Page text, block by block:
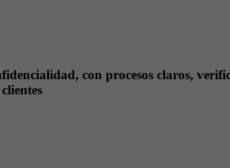
con procesos claros,